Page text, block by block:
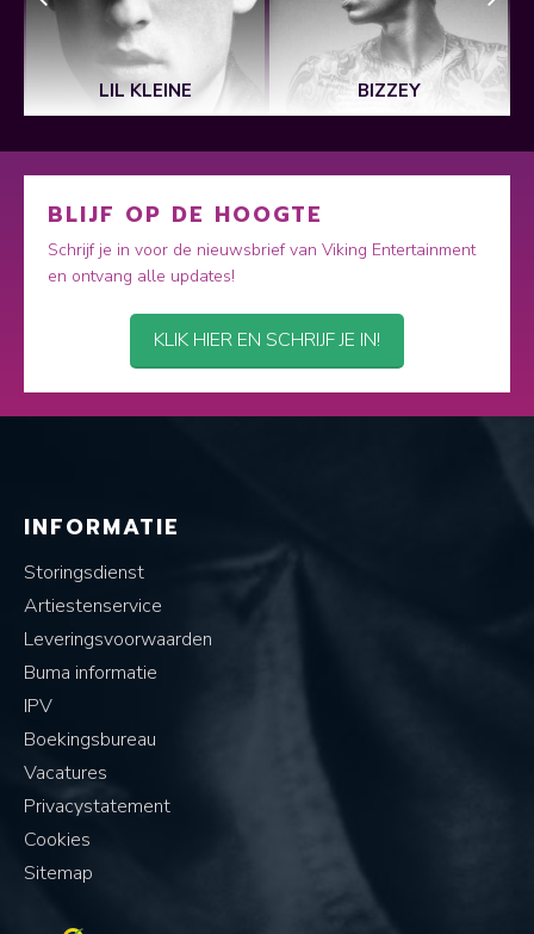
LIL KLEINE BIZZEY
BLIJF OP DE HOOGTE
Schrijf je in voor de nieuwsbrief van Viking Entertainment
en ontvang alle updates!
KLIK HIER EN SCHRIJF JE IN!
INFORMATIE
Storingsdienst
Artiestenservice
Leveringsvoorwaarden
Buma informatie
IPV
Boekingsbureau
Vacatures
Privacystatement
Cookies
Sitemap